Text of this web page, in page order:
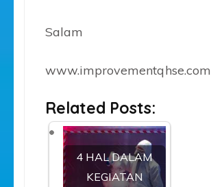
Salam
www.improvementqhse.com
Related Posts:
4 HAL DALAM
KEGIATAN